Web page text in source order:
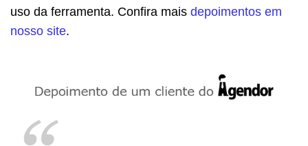
uso da ferramenta. Confira mais depoimentos em
nosso site.